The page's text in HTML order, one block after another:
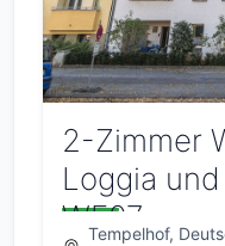
2-Zimmer
Loggia
WE07
Tempelhof,